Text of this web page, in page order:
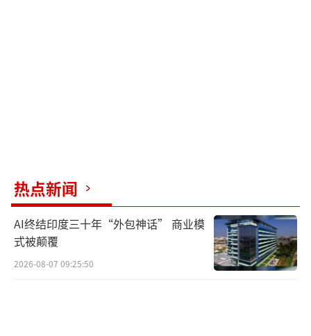
热点新闻
AI终结印度三十年“外包神话” 商业模
式被颠覆
2026-08-07 09:25:50